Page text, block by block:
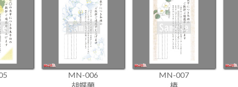
MN-006
MN-007